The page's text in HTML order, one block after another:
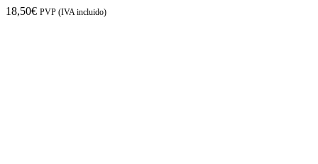
18,50€ PVP (IVA incluido)